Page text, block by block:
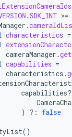
.SDK_INT >=
.
characteristics =
cameraManager .
capabilities =
characteristics .
capabilities
)
?:
false
()